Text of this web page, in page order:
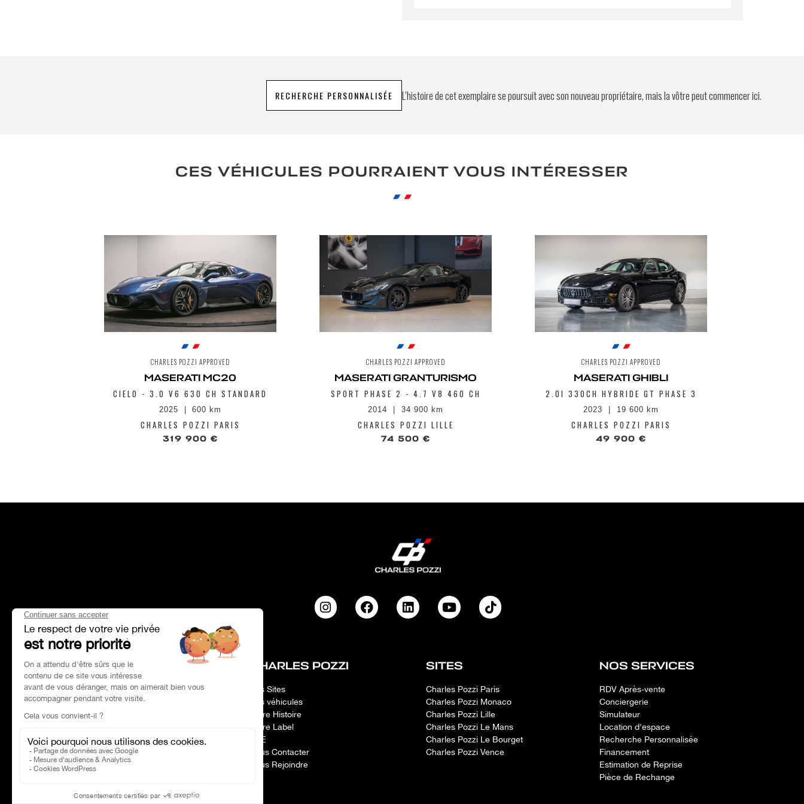
RECHERCHE PERSONNALISÉE L’histoire de cet exemplaire se poursuit avec son nouveau propriétaire, mais la vôtre peut commencer ici.
CES VÉHICULES POURRAIENT VOUS INTÉRESSER
CHARLES POZZI APPROVED
MASERATI MC20
CIELO - 3.0 V6 630 CH STANDARD
2025 600 km
CHARLES POZZI PARIS
319 900 €
CHARLES POZZI APPROVED
MASERATI GRANTURISMO
SPORT PHASE 2 - 4.7 V8 460 CH
2014 34 900 km
CHARLES POZZI LILLE
74 500 €
CHARLES POZZI APPROVED
MASERATI GHIBLI
2.0I 330CH HYBRIDE GT PHASE 3
2023 19 600 km
CHARLES POZZI PARIS
49 900 €
HEAD OFFICE
Adresse : Paris 75017
Tél :01 47 39 96 50
Horaires :
CHARLES POZZI
Nos Sites
Nos véhicules
Notre Histoire
Notre Label
RSE
Nous Contacter
Nous Rejoindre
SITES
Charles Pozzi Paris
Charles Pozzi Monaco
Charles Pozzi Lille
Charles Pozzi Le Mans
Charles Pozzi Le Bourget
Charles Pozzi Vence
NOS SERVICES
RDV Après-vente
Conciergerie
Simulateur
Location d'espace
Recherche Personnalisée
Financement
Estimation de Reprise
Pièce de Rechange